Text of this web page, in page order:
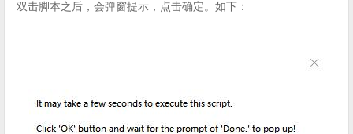
双击脚本之后，会弹窗提示，点击确定。如下：